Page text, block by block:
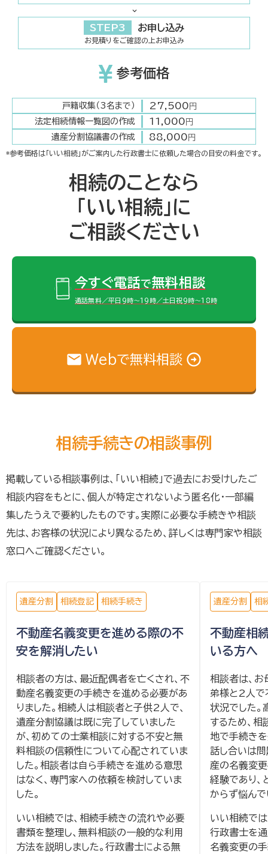
STEP3 お申し込み
お見積りをご確認の上お申込み
参考価格
戸籍収集（3名まで） 27,500 円
法定相続情報一覧図の作成
11,000 円
遺産分割協議書の作成
88,000 円
*参考価格は「いい相続」がご案内した行政書士に依頼した場合の目安の料金です。
相続のことなら
「いい相続」に
ご相談ください
今すぐ電話で無料相談
通話無料／平日9時～19時／土日祝9時～18時
Webで無料相談
相続手続きの相談事例
掲載している相談事例は、「いい相続」で過去にお受けしたご
相談内容をもとに、個人が特定されないよう匿名化・一部編
集したうえで要約したものです。実際に必要な手続きや相談
先は、お客様の状況により異なるため、詳しくは専門家や相談
窓口へご確認ください。
遺産分割 相続登記 相続手続き
不動産名義変更を進める際の不
安を解消したい
相談者の方は、最近配偶者を亡くされ、不
動産名義変更の手続きを進める必要があ
りました。相続人は相談者と子供2人で、
遺産分割協議は既に完了していました
が、初めての士業相談に対する不安と無
料相談の信頼性について心配されていま
した。相談者は自ら手続きを進める意思
はなく、専門家への依頼を検討していま
した。
いい相続では、相続手続きの流れや必要
書類を整理し、無料相談の一般的な利用
方法を説明しました。行政書士による無
遺産分割 相
不動産相
いる方へ
相談者は、お
弟様と2人で
状況でした
するため、
地で手続き
話し合いは問
産の名義変
経験であり、
からず悩んで
いい相続では
行政書士を
名義変更の